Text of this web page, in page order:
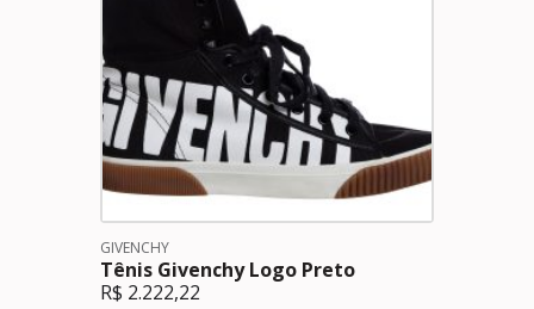
GIVENCHY
Tênis Givenchy Logo Preto
R$ 2.222,22